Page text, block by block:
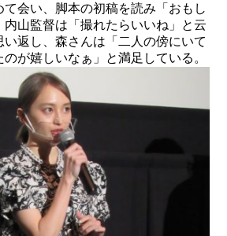
て会い、脚本の初稿を読み「おもし
内山監督は「撮れたらいいね」と云
い返し、森さんは「二人の傍にいて
が嬉しいなぁ」と満足している。